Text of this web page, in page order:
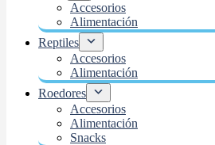
Accesorios
Alimentación
Reptiles
Accesorios
Alimentación
Roedores
Accesorios
Alimentación
Snacks